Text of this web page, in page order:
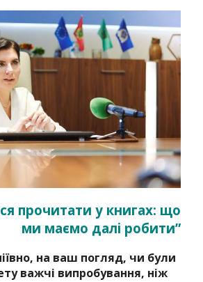
прочитати у книгах: що
ми маємо далі робити”
на ваш погляд, чи були
важчі випробування, ніж